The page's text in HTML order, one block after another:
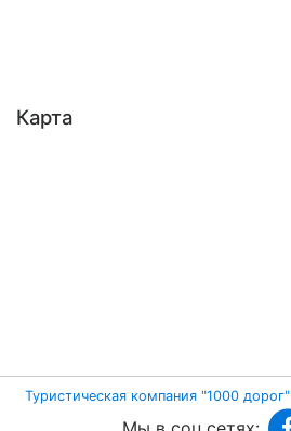
Карта
Туристическая компания "1000 дорог"